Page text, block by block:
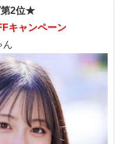
2位★
キャンペーン
ん